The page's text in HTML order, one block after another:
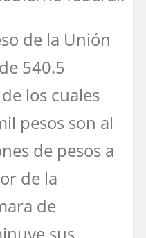
de la Unión
540.5
los cuales
pesos son al
de pesos a
de la
de
sus